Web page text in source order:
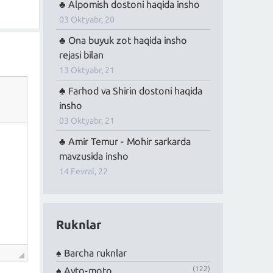
Alpomish dostoni haqida insho
03 Oktyabr, 20
Ona buyuk zot haqida insho
rejasi bilan
13 Oktyabr, 21
Farhod va Shirin dostoni haqida
insho
03 Oktyabr, 21
Amir Temur - Mohir sarkarda
mavzusida insho
14 Fevral, 22
Ruknlar
Barcha ruknlar
Avto-moto
(122)